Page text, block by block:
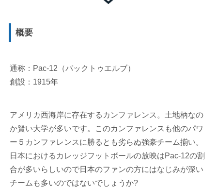
概要
通称：Pac-12（パックトゥエルブ）
創設：1915年
アメリカ西海岸に存在するカンファレンス。土地柄なの
か賢い大学が多いです。このカンファレンスも他のパワ
ー５カンファレンスに勝るとも劣らぬ強豪チーム揃い。
日本におけるカレッジフットボールの放映はPac-12の割
合が多いらしいので日本のファンの方にはなじみが深い
チームも多いのではないでしょうか?